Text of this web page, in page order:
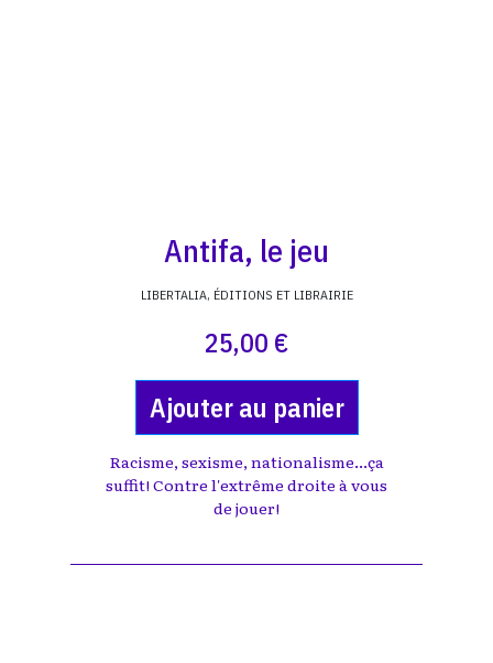
Antifa, le jeu
LIBERTALIA, ÉDITIONS ET LIBRAIRIE
25,00 €
Ajouter au panier
Racisme, sexisme, nationalisme...ça
suffit! Contre l'extrême droite à vous
de jouer!